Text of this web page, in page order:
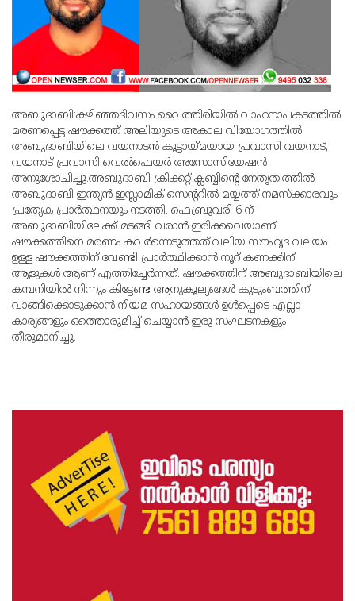
അബുദാബി:കഴിഞ്ഞദിവസം വൈത്തിരിയില്‍ വാഹനാപകടത്തില്‍
മരണപ്പെട്ട ഷൗക്കത്ത് അലിയുടെ അകാല വിയോഗത്തില്‍
അബുദാബിയിലെ വയനാടന്‍ കൂട്ടായ്മയായ പ്രവാസി വയനാട്,
വയനാട് പ്രവാസി വെല്‍ഫെയര്‍ അസോസിയേഷന്‍
അനുശോചിച്ചു.അബുദാബി ക്രിക്കറ്റ് ക്ലബ്ബിന്റെ നേതൃത്വത്തില്‍
അബുദാബി ഇന്ത്യന്‍ ഇസ്ലാമിക് സെന്ററില്‍ മയ്യത്ത് നമസ്‌ക്കാരവും
പ്രത്യേക പ്രാര്‍ത്ഥനയും നടത്തി. ഫെബ്രുവരി 6 ന്
അബുദാബിയിലേക്ക് മടങ്ങി വരാന്‍ ഇരിക്കവെയാണ്
ഷൗക്കത്തിനെ മരണം കവര്‍ന്നെടുത്തത്.വലിയ സൗഹൃദ വലയം
ഉള്ള ഷൗക്കത്തിന് വേണ്ടി പ്രാര്‍ത്ഥിക്കാന്‍ നൂറ് കണക്കിന്
ആളുകള്‍ ആണ് എത്തിച്ചേര്‍ന്നത്. ഷൗക്കത്തിന് അബുദാബിയിലെ
കമ്പനിയില്‍ നിന്നും കിട്ടേണ്ട ആനുകൂല്യങ്ങള്‍ കുടുംബത്തിന്
വാങ്ങിക്കൊടുക്കാന്‍ നിയമ സഹായങ്ങള്‍ ഉള്‍പ്പെടെ എല്ലാ
കാര്യങ്ങളും ഒത്തൊരുമിച്ച് ചെയ്യാന്‍ ഇരു സംഘടനകളും
തീരുമാനിച്ചു.